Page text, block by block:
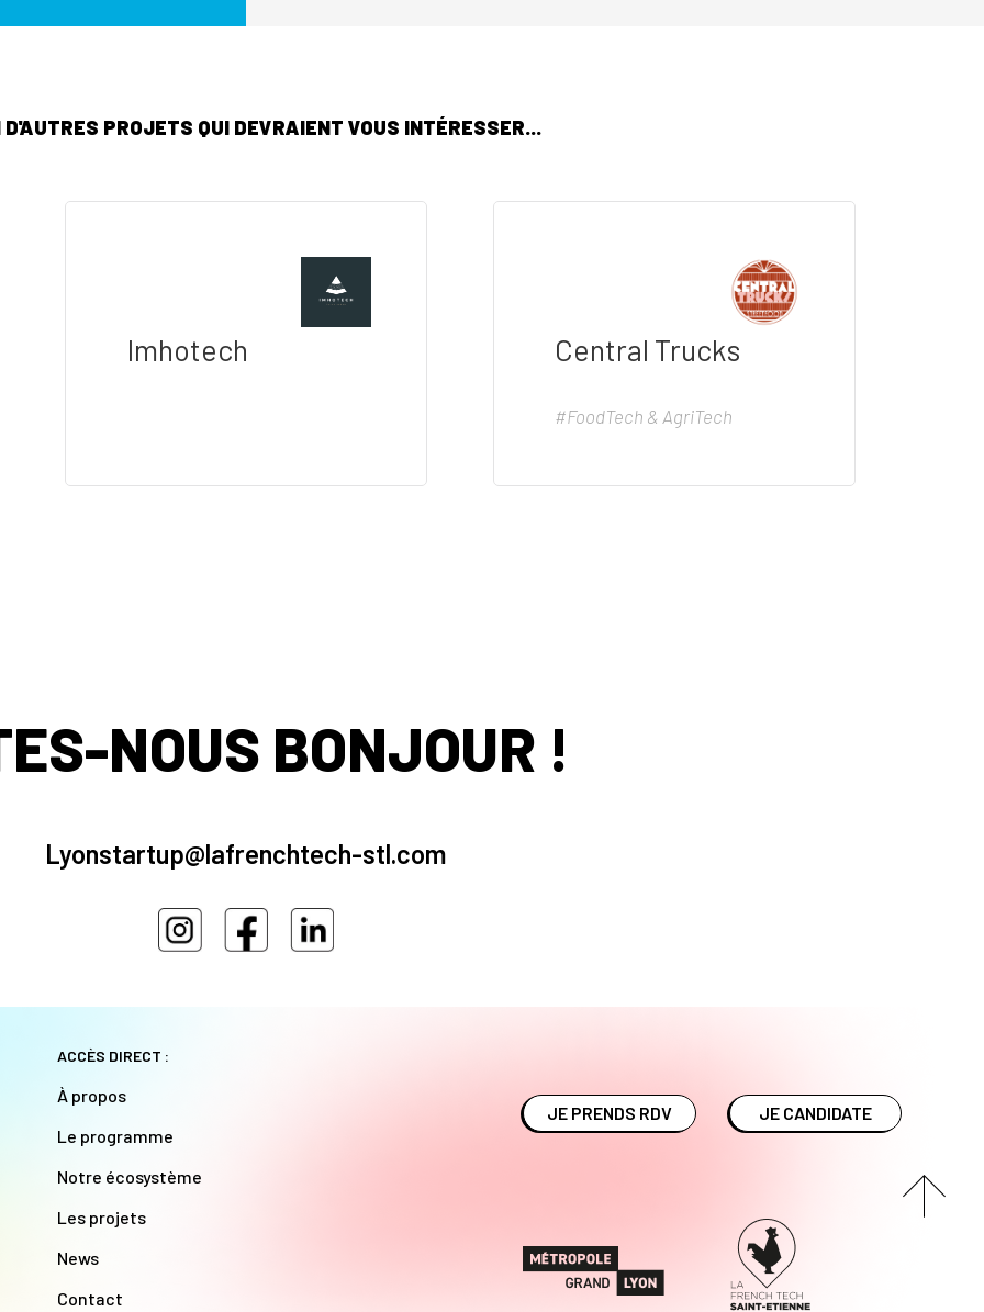
D'AUTRES PROJETS QUI DEVRAIENT VOUS INTÉRESSER...
Imhotech Central Trucks
#FoodTech & AgriTech
NOUS BONJOUR !
Lyonstartup@lafrenchtech-stl.com
ACCÈS DIRECT :
À propos
Le programme
Notre écosystème
Les projets
News
Contact
JE PRENDS RDV JE CANDIDATE